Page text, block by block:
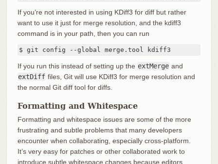
If you’re not interested in using KDiff3 for diff but rather
want to use it just for merge resolution, and the kdiff3
command is in your path, then you can run
$ git config --global merge.tool kdiff3
If you run this instead of setting up the extMerge and
extDiff files, Git will use KDiff3 for merge resolution and
the normal Git diff tool for diffs.
Formatting and Whitespace
Formatting and whitespace issues are some of the more
frustrating and subtle problems that many developers
encounter when collaborating, especially cross-platform.
It’s very easy for patches or other collaborated work to
introduce subtle whitespace changes because editors